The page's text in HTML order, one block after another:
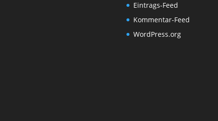
Eintrags-Feed
Kommentar-Feed
WordPress.org